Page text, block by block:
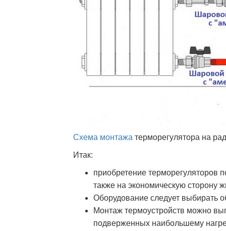
Схема монтажа терморегулятора на
Итак:
приобретение терморегуляторов
также на экономическую сторону
Оборудование следует выбирать
Монтаж термоустройств можно
подверженных наибольшему